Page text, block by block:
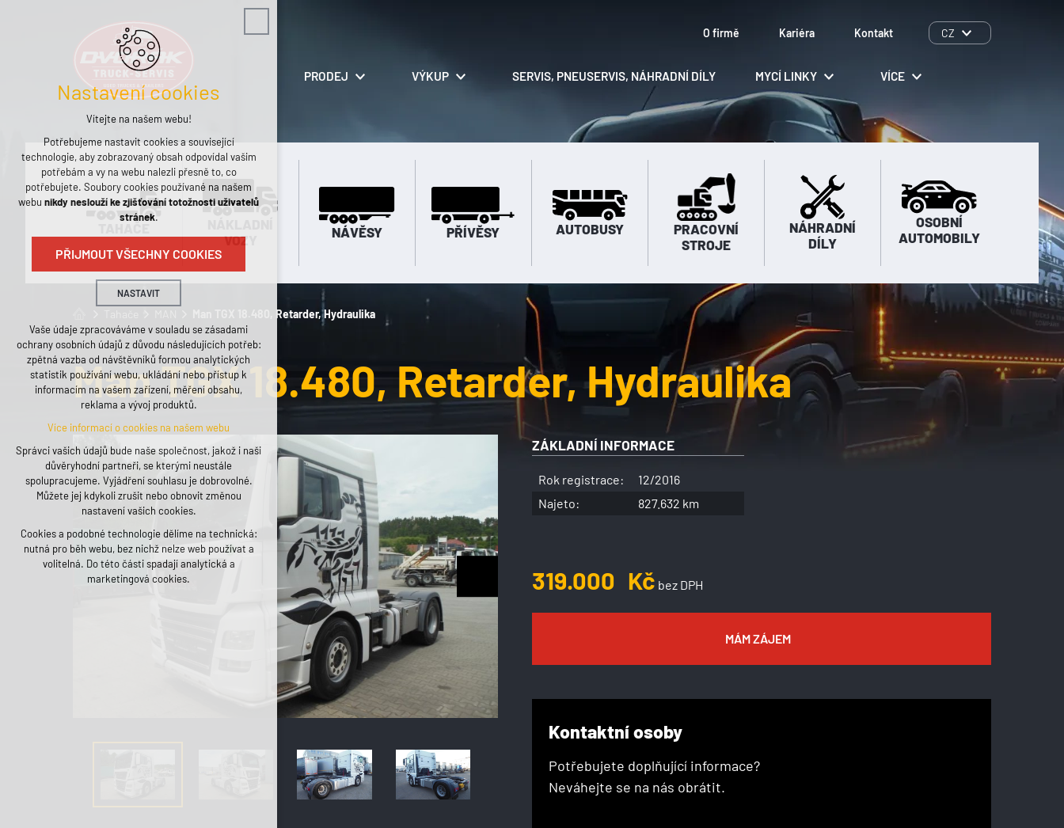
O firmě Kariéra Kontakt CZ
PRODEJ VÝKUP SERVIS, PNEUSERVIS, NÁHRADNÍ DÍLY MYCÍ LINKY VÍCE
VOZY
NÁVĚSY PŘÍVĚSY AUTOBUSY
PRACOVNÍ
STROJE
NÁHRADNÍ
DÍLY
OSOBNÍ
AUTOMOBILY
Man TGX 18.480, Retarder, Hydraulika
Man TGX 18.480, Retarder, Hydraulika
319.000 Kč bez DPH
MÁM ZÁJEM
Kontaktní osoby
Potřebujete doplňující informace?
Neváhejte se na nás obrátit.
ZÁKLADNÍ INFORMACE
Rok registrace:
12/2016
Najeto:
827.632 km
Nastavení cookies
Vítejte na našem webu!
Potřebujeme nastavit cookies a související
technologie, aby zobrazovaný obsah odpovídal vašim
potřebám a vy na webu nalezli přesně to, co
potřebujete. Soubory cookies používané na našem
webu nikdy neslouží ke zjišťování totožnosti uživatelů
stránek.
PŘIJMOUT VŠECHNY COOKIES
NASTAVIT
Technická cookies
nutná pro provozování webu
udržení kontextu stránek (session): případná
přihlášení, volby jazyka, apod.
Volitelná cookies
analytická pro anonymizované vyhodnocení
návštěvnosti
marketingová cookies (Google, Seznam,
Facebook)
Více informací o cookies na našem webu
PŘIJMOUT VŠECHNY COOKIES
ODMÍTNOUT VOLITELNÁ
Vaše údaje zpracováváme v souladu se zásadami
ochrany osobních údajů z důvodu následujících potřeb:
zpětná vazba od návštěvníků formou analytických
statistik používání webu, ukládání nebo přístup k
informacím na vašem zařízení, měření obsahu,
reklama a vývoj produktů.
Více informací o cookies na našem webu
Správci vašich údajů bude naše společnost, jakož i naši
důvěryhodní partneři, se kterými neustále
spolupracujeme. Vyjádření souhlasu je dobrovolné.
Můžete jej kdykoli zrušit nebo obnovit změnou
nastavení vašich cookies.
Cookies a podobné technologie dělíme na technická:
nutná pro běh webu, bez nichž nelze web používat a
volitelná. Do této části spadají analytická a
marketingová cookies.